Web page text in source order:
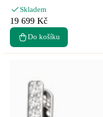
Skladem
19 699 Kč
Do košíku